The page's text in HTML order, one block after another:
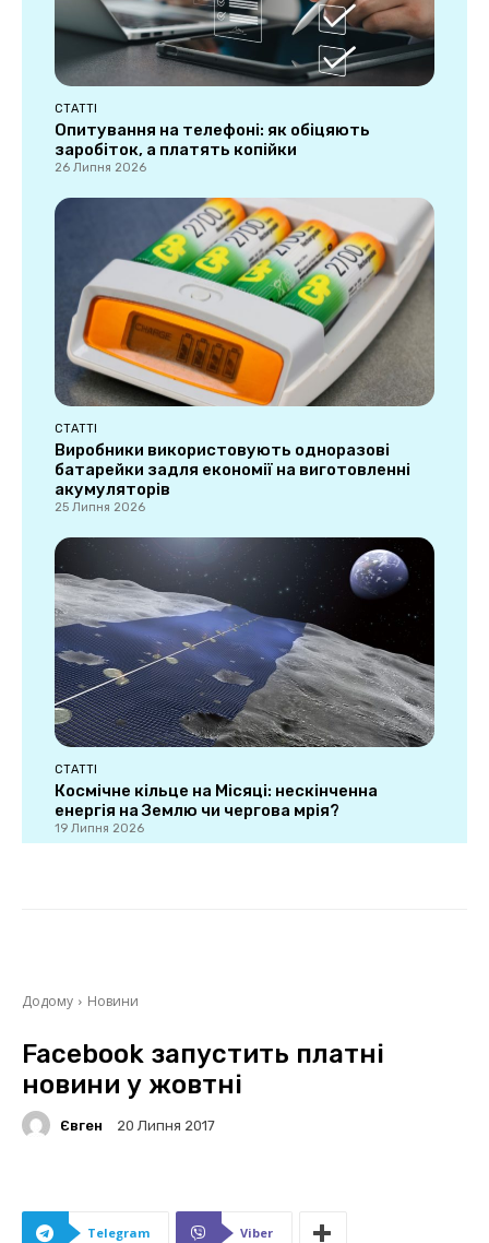
СТАТТІ
Опитування на телефоні: як обіцяють
заробіток, а платять копійки
26 Липня 2026
СТАТТІ
Виробники використовують одноразові
батарейки задля економії на виготовленні
акумуляторів
25 Липня 2026
СТАТТІ
Космічне кільце на Місяці: нескінченна
енергія на Землю чи чергова мрія?
19 Липня 2026